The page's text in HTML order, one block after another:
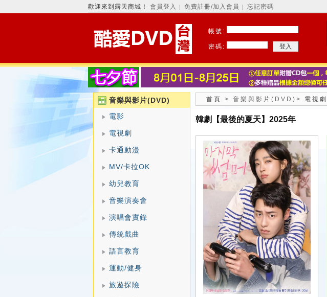
歡迎來到露天商城！ 會員登入 免費註冊/加入會員 忘記密碼
帳號:
密碼:
音樂與影片(DVD)
電影
電視劇
卡通動漫
MV/卡拉OK
幼兒教育
音樂演奏會
演唱會實錄
傳統戲曲
語言教育
運動/健身
旅遊探險
首頁 > 音樂與影片(DVD) > 電視劇
韓劇【最後的夏天】2025年